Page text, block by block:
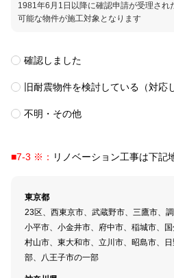
1981年6月1日以降に確認申請が受理され
可能な物件が施工対象となります
確認しました​
旧耐震物件を検討している（対応
不明・その他​
■7-3 ※： リノベーション工事は下記
東京都
23区、西東京市、武蔵野市、三鷹市、
小平市、小金井市、府中市、稲城市、
村山市、東大和市、立川市、昭島市、
部、八王子市の一部